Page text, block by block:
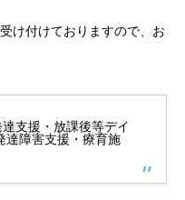
け付けておりますので、お
支援・放課後等デイ
達障害支援・療育施